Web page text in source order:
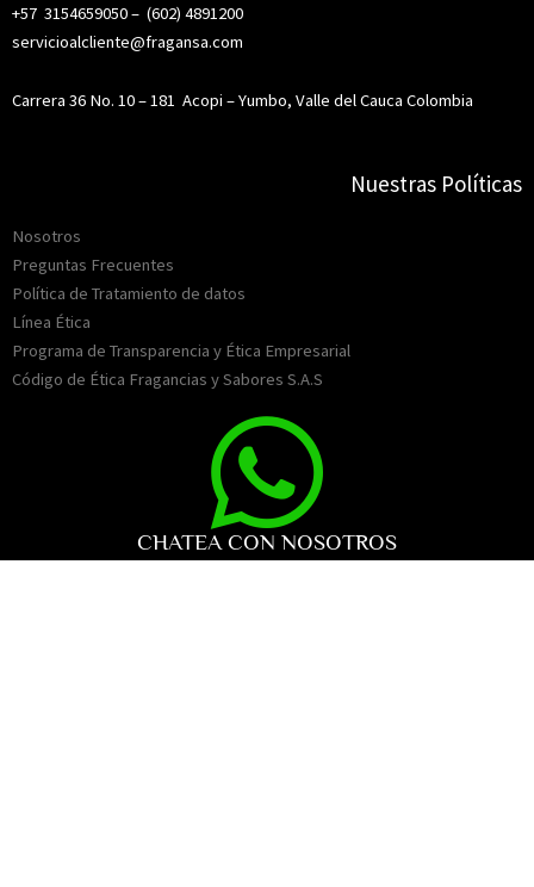
+57 3154659050 – (602) 4891200
servicioalcliente@fragansa.com
Carrera 36 No. 10 – 181 Acopi – Yumbo, Valle del Cauca Colombia
Nuestras Políticas
Nosotros
Preguntas Frecuentes
Política de Tratamiento de datos
Línea Ética
Programa de Transparencia y Ética Empresarial
Código de Ética Fragancias y Sabores S.A.S
CHATEA CON NOSOTROS